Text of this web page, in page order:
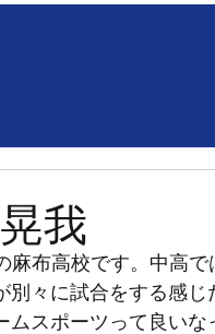
我
麻布高校です。中高で
々に試合をする感じ
ムスポーツって良いな